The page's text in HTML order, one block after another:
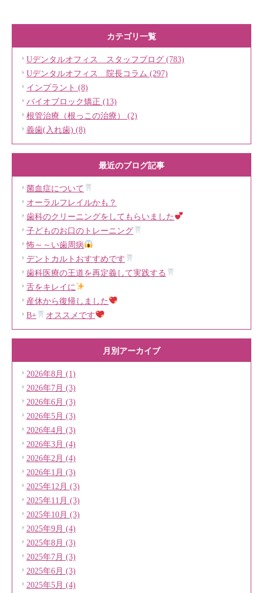
カテゴリ一覧
Uデンタルオフィス スタッフブログ (783)
Uデンタルオフィス 院長コラム (297)
インプラント (8)
バイオブロック矯正 (13)
根管治療（根っこの治療） (2)
義歯(入れ歯) (8)
最近のブログ記事
菌血症について
オーラルフレイルかも？
歯科のクリーニングをしてもらいました
子どものお口のトレーニング
怖～～い歯周病
デントカルトおすすめです
歯科医療の王道を再定義して実践する
舌をキレイに
産休から復帰しました
B+
オススメです
月別アーカイブ
2026年8月 (1)
2026年7月 (3)
2026年6月 (3)
2026年5月 (3)
2026年4月 (3)
2026年3月 (4)
2026年2月 (4)
2026年1月 (3)
2025年12月 (3)
2025年11月 (3)
2025年10月 (3)
2025年9月 (4)
2025年8月 (3)
2025年7月 (3)
2025年6月 (3)
2025年5月 (4)